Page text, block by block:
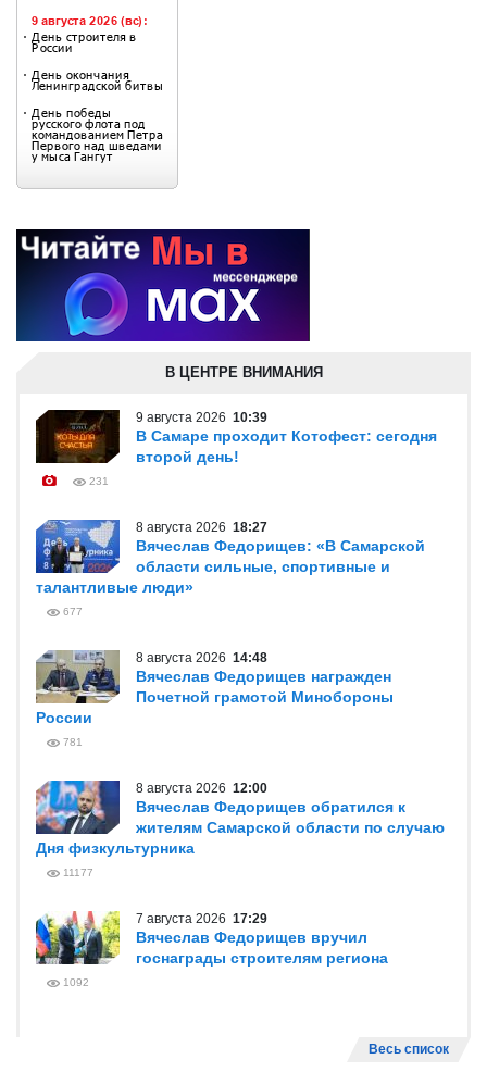
В ЦЕНТРЕ ВНИМАНИЯ
9 августа 2026 10:39
В Самаре проходит Котофест: сегодня
второй день!
231
8 августа 2026 18:27
Вячеслав Федорищев: «В Самарской
области сильные, спортивные и
талантливые люди»
677
8 августа 2026 14:48
Вячеслав Федорищев награжден
Почетной грамотой Минобороны
России
781
8 августа 2026 12:00
Вячеслав Федорищев обратился к
жителям Самарской области по случаю
Дня физкультурника
11177
7 августа 2026 17:29
Вячеслав Федорищев вручил
госнаграды строителям региона
1092
Весь список